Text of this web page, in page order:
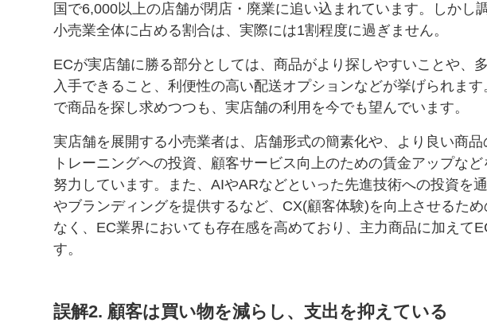
国で6,000以上の店舗が閉店・廃業に追い込まれています。しかし
小売業全体に占める割合は、実際には1割程度に過ぎません。
ECが実店舗に勝る部分としては、商品がより探しやすいことや、
入手できること、利便性の高い配送オプションなどが挙げられま
で商品を探し求めつつも、実店舗の利用を今でも望んでいます。
実店舗を展開する小売業者は、店舗形式の簡素化や、より良い商
トレーニングへの投資、顧客サービス向上のための賃金アップな
努力しています。また、AIやARなどといった先進技術への投資を
やブランディングを提供するなど、CX(顧客体験)を向上させるた
なく、EC業界においても存在感を高めており、主力商品に加えて
す。
誤解2. 顧客は買い物を減らし、支出を抑えている